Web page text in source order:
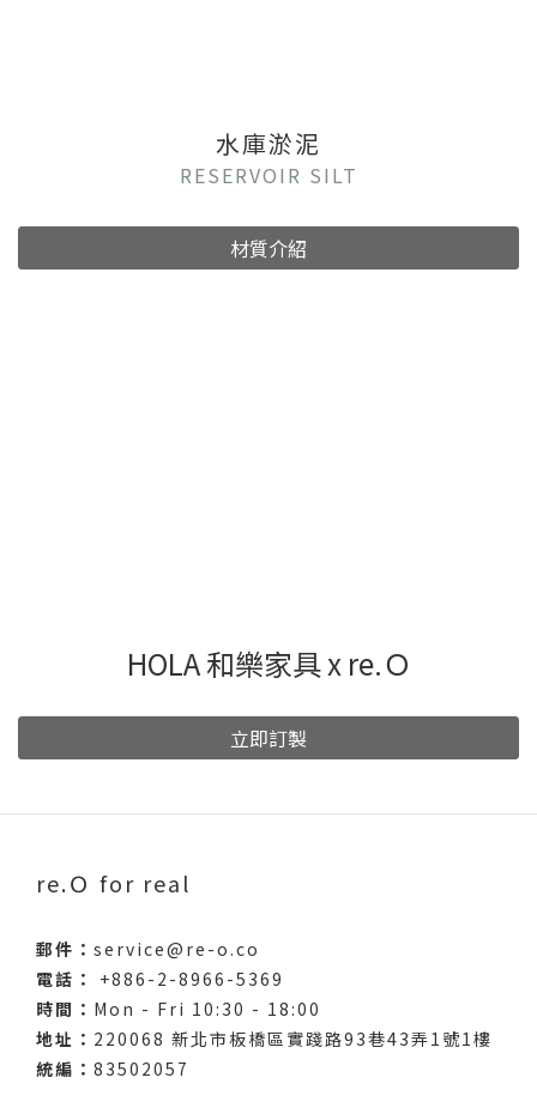
水庫淤泥
RESERVOIR SILT
材質介紹
HOLA 和樂家具 x re.Ｏ
立即訂製
re.Ｏ for real
郵件： service@re-o.co
電話：
+886-2-8966-5369
時間： Mon - Fri 10:30 - 18:00
地址： 220068 新北市板橋區實踐路93巷43弄1號1樓
統編： 83502057